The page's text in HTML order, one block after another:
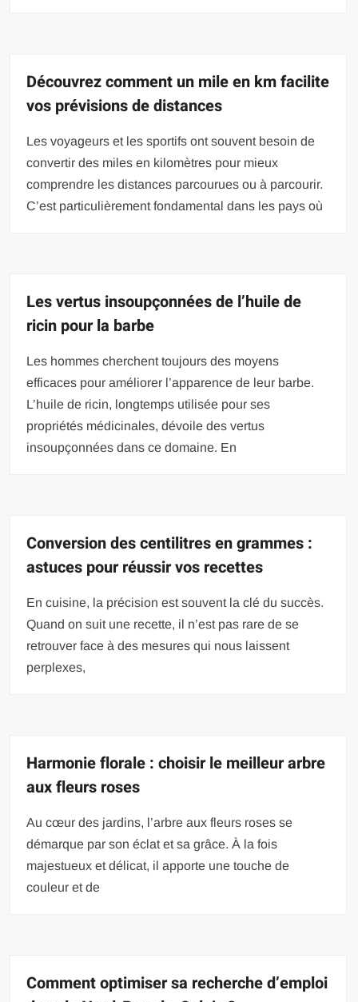
Découvrez comment un mile en km facilite
vos prévisions de distances
Les voyageurs et les sportifs ont souvent besoin de
convertir des miles en kilomètres pour mieux
comprendre les distances parcourues ou à parcourir.
C’est particulièrement fondamental dans les pays où
Les vertus insoupçonnées de l’huile de
ricin pour la barbe
Les hommes cherchent toujours des moyens
efficaces pour améliorer l’apparence de leur barbe.
L’huile de ricin, longtemps utilisée pour ses
propriétés médicinales, dévoile des vertus
insoupçonnées dans ce domaine. En
Conversion des centilitres en grammes :
astuces pour réussir vos recettes
En cuisine, la précision est souvent la clé du succès.
Quand on suit une recette, il n’est pas rare de se
retrouver face à des mesures qui nous laissent
perplexes,
Harmonie florale : choisir le meilleur arbre
aux fleurs roses
Au cœur des jardins, l’arbre aux fleurs roses se
démarque par son éclat et sa grâce. À la fois
majestueux et délicat, il apporte une touche de
couleur et de
Comment optimiser sa recherche d’emploi